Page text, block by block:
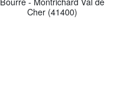
Cher (41400)